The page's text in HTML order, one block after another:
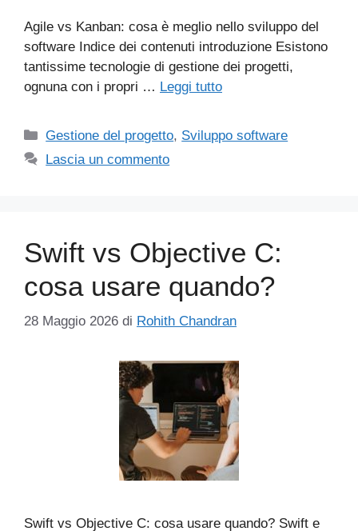
Agile vs Kanban: cosa è meglio nello sviluppo del
software Indice dei contenuti introduzione Esistono
tantissime tecnologie di gestione dei progetti,
ognuna con i propri … Leggi tutto
Categorie
Gestione del progetto, Sviluppo software
Lascia un commento
Swift vs Objective C:
cosa usare quando?
28 Maggio 2026 di Rohith Chandran
Swift vs Objective C: cosa usare quando? Swift e